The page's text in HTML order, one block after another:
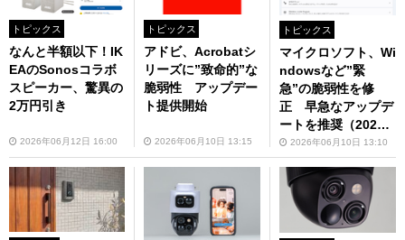
トピックス
なんと半額以下！IK
EAのSonosコラボ
スピーカー、驚異の
2万円引き
2026年06月12日 16:00
トピックス
アドビ、Acrobatシ
リーズに”致命的”な
脆弱性 アップデー
ト提供開始
2026年06月10日 13:15
トピックス
マイクロソフト、Wi
ndowsなど”緊
急”の脆弱性を修
正 早急なアップデ
ートを推奨（2026
年6月）
2026年06月10日 13:10